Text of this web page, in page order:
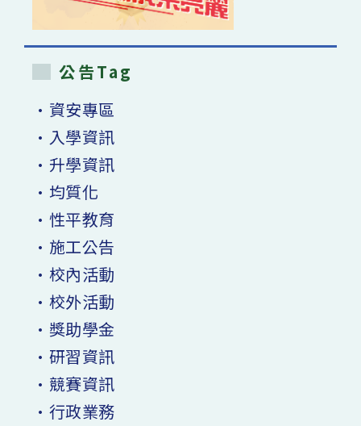
公告Tag
•資安專區
•入學資訊
•升學資訊
•均質化
•性平教育
•施工公告
•校內活動
•校外活動
•獎助學金
•研習資訊
•競賽資訊
•行政業務